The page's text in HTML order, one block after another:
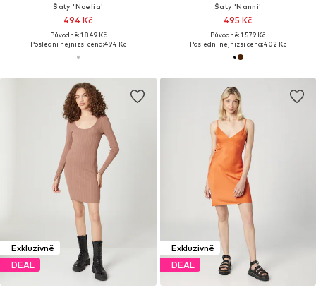
Šaty 'Noelia'
494 Kč
Původně: 1 849 Kč
Poslední nejnižší cena:494 Kč
Šaty 'Nanni'
495 Kč
Původně: 1 579 Kč
Poslední nejnižší cena:402 Kč
Exkluzivně
DEAL
Exkluzivně
DEAL